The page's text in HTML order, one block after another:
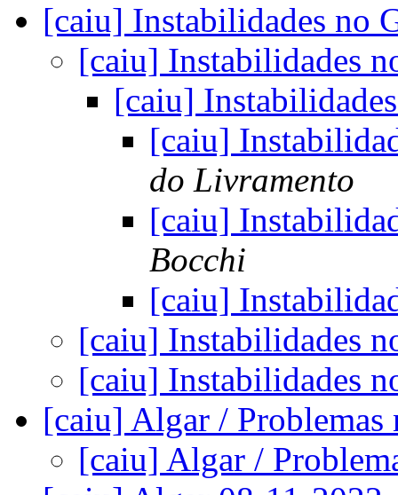
[caiu] Instabilidades no
[caiu] Instabilidades
[caiu]
[caiu]
do Livramento
[caiu]
Bocchi
[caiu]
[caiu] Instabilidades
[caiu] Instabilidades
[caiu] Algar /
[caiu] Algar /